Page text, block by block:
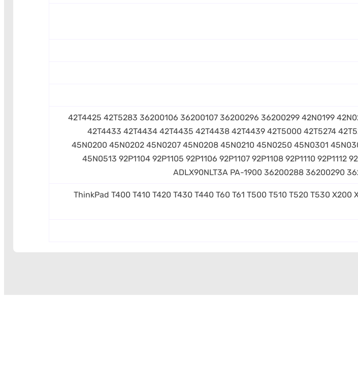
36200105 42T4425 42T5283 36200106 36200107 36200296 36200299 42N0199
42T4433 42T4434 42T4435 42T4438 42T4439 42T5000 42T5274
45N0200 45N0202 45N0207 45N0208 45N0210 45N0250 45N0301
45N0513 92P1104 92P1105 92P1106 92P1107 92P1108 92P1110 92P1112
ADLX90NLT3A PA-1900 36200288 36200290
ThinkPad T400 T410 T420 T430 T440 T60 T61 T500 T510 T520 T530